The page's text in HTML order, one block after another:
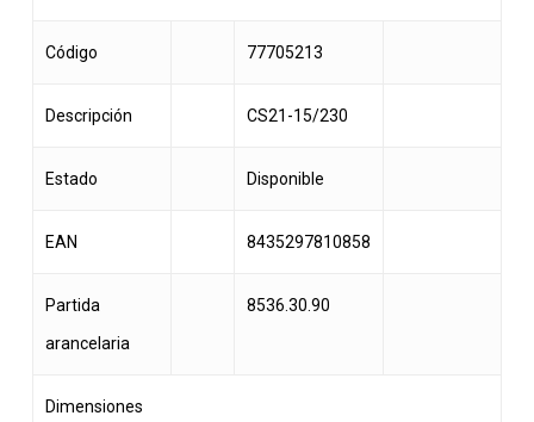
Código 77705213
Descripción CS21-15/230
Estado Disponible
EAN 8435297810858
Partida
arancelaria
8536.30.90
Dimensiones